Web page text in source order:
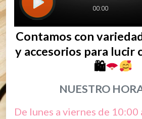
Contamos con
y accesorios para lucir
🛍
NUESTRO
De lunes a viernes de 10:00